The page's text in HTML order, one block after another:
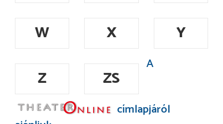
W
X
Y
Z
ZS
A
címlapjáról